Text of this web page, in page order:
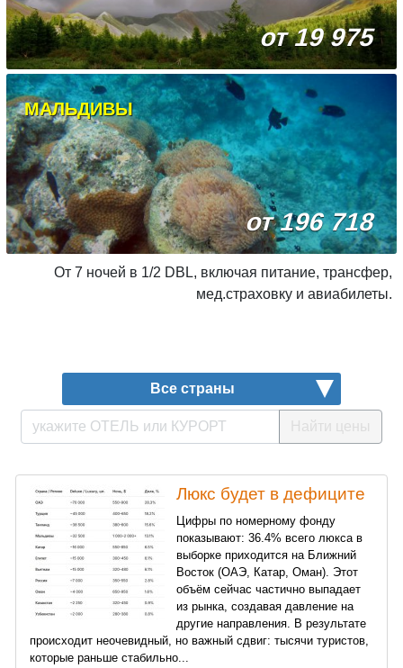
от 19 975
МАЛЬДИВЫ
от 196 718
От 7 ночей в 1/2 DBL, включая питание, трансфер,
мед.страховку и авиабилеты.
Все страны
Найти цены
Люкс будет в дефиците
Цифры по номерному фонду
показывают: 36.4% всего люкса в
выборке приходится на Ближний
Восток (ОАЭ, Катар, Оман). Этот
объём сейчас частично выпадает
из рынка, создавая давление на
другие направления. В результате
происходит неочевидный, но важный сдвиг: тысячи туристов,
которые раньше стабильно...